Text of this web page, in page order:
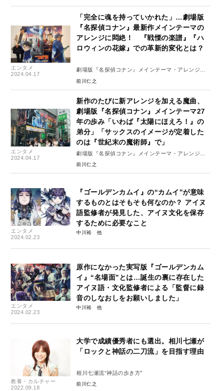
エンタメ
2024.04.17
「完全に魂を持っていかれた」…劇場版
『名探偵コナン』最新作メインテーマの
アレンジに悶絶！ 『戦慄の楽譜』『ハ
ロウィンの花嫁』での革新的変化とは？
劇場版『名探偵コナン』メインテーマ・アレンジ変
遷史#2
前川仁之
エンタメ
2024.04.17
新作のたびに新アレンジを加える魔曲、
劇場版『名探偵コナン』メインテーマ27
年の歩み「いわば『太陽にほえろ！』の
弟分」「サックスのイメージが定着した
のは『世紀末の魔術師』で」
劇場版『名探偵コナン』メインテーマ・アレンジ変
遷史#1
前川仁之
エンタメ
2024.02.23
『ゴールデンカムイ』の“カムイ”が意味
するものとはそもそも何なのか？ アイヌ
語監修者が発見した、アイヌ文化を保存
するために必要なこと
中川裕
エンタメ
2024.02.23
原作になかった実写版『ゴールデンカム
イ』“名場面”とは…誕生の裏に存在した
アイヌ語・文化監修者による「監督に録
音のしなおしをお願いしました」
中川裕
教養・カルチャー
2022.09.18
大学で成績優秀者にも選出。相川七瀬が
「ロックと神話の二刀流」を目指す理由
相川七瀬流“神話の歩き方”
前川仁之